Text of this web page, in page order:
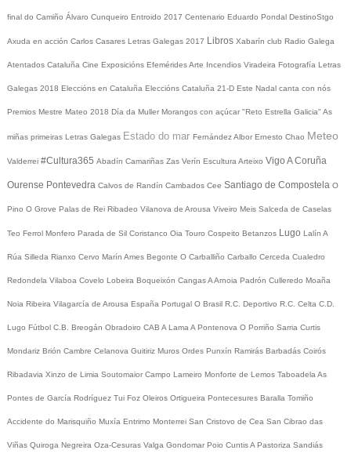
final do Camiño Álvaro Cunqueiro Entroido 2017 Centenario Eduardo Pondal DestinoStgo
Axuda en acción Carlos Casares Letras Galegas 2017 Libros Xabarín club Radio Galega
Atentados Cataluña Cine Exposicións EfeméridesArte Incendios Viradeira Fotografía Letras
Galegas 2018 Eleccións en Cataluña Eleccións Cataluña 21-D Este Nadal canta con nós
Premios Mestre Mateo 2018 Día da Muller Morangos con açúcar "Reto Estrella Galicia" As
miñas primeiras Letras Galegas Estado do mar Fernández Albor Ernesto Chao Meteo
Valderrei #Cultura365 Abadín Camariñas Zas Verín Escultura Arteixo Vigo A Coruña
Ourense Pontevedra Calvos de Randín Cambados Cee Santiago de Compostela O
Pino O Grove Palas de Rei Ribadeo Vilanova de Arousa Viveiro Meis Salceda de Caselas
Teo Ferrol Monfero Parada de Sil Coristanco Oia Touro Cospeito Betanzos Lugo Lalín A
Rúa Silleda Rianxo Cervo Marín Ames Begonte O Carballiño Carballo Cerceda Cualedro
Redondela Vilaboa Covelo Lobeira Boqueixón CangasA Arnoia Padrón Culleredo Moaña
Noia Ribeira Vilagarcía de Arousa España Portugal O Brasil R.C. Deportivo R.C. Celta C.D.
Lugo Fútbol C.B. Breogán Obradoiro CAB A Lama A Pontenova O Porriño Sarria Curtis
Mondariz Brión Cambre Celanova Guitiriz Muros Ordes Punxín Ramirás Barbadás Coirós
Ribadavia Xinzo de Limia Soutomaior Campo Lameiro Monforte de Lemos Taboadela As
Pontes de García Rodríguez Tui Foz Oleiros Ortigueira Pontecesures Baralla Tomiño
Accidente do Marisquiño Muxía Entrimo Monterrei San Cristovo de Cea San Cibrao das
Viñas Quiroga Negreira Oza-Cesuras Valga Gondomar Poio CuntisA Pastoriza Sandiás